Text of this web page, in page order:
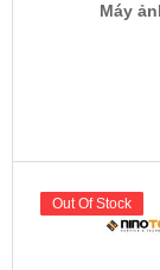
Máy
Out Of Stock
Out Of Stock